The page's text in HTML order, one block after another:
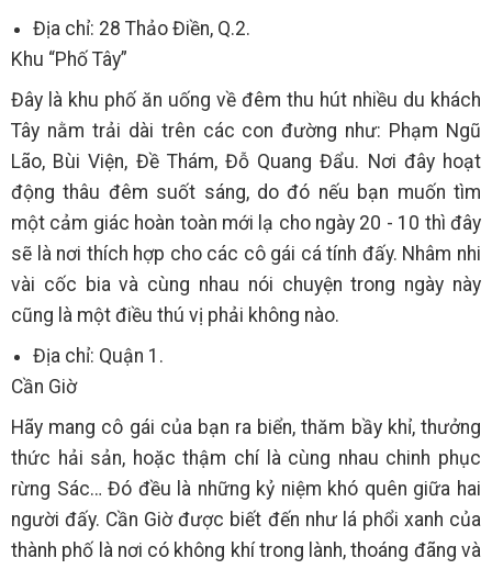
Địa chỉ: 28 Thảo Điền, Q.2.
Khu “Phố Tây”
Đây là khu phố ăn uống về đêm thu hút nhiều du khách
Tây nằm trải dài trên các con đường như: Phạm Ngũ
Lão, Bùi Viện, Đề Thám, Đỗ Quang Đẩu. Nơi đây hoạt
động thâu đêm suốt sáng, do đó nếu bạn muốn tìm
một cảm giác hoàn toàn mới lạ cho ngày 20 - 10 thì đây
sẽ là nơi thích hợp cho các cô gái cá tính đấy. Nhâm nhi
vài cốc bia và cùng nhau nói chuyện trong ngày này
cũng là một điều thú vị phải không nào.
Địa chỉ: Quận 1.
Cần Giờ
Hãy mang cô gái của bạn ra biển, thăm bầy khỉ, thưởng
thức hải sản, hoặc thậm chí là cùng nhau chinh phục
rừng Sác… Đó đều là những kỷ niệm khó quên giữa hai
người đấy. Cần Giờ được biết đến như lá phổi xanh của
thành phố là nơi có không khí trong lành, thoáng đãng và